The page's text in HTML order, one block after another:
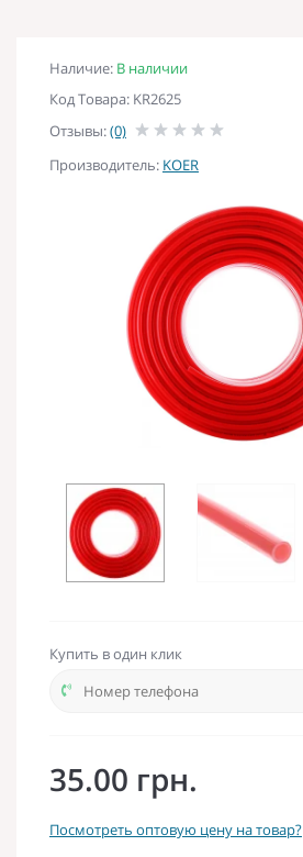
Наличие: В наличии
Код Товара: KR2625
Отзывы:(0)
Производитель: KOER
Купить в один клик
35.00 грн.
Посмотреть оптовую цену на товар?